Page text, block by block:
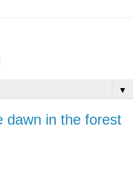
▼
dawn in the forest